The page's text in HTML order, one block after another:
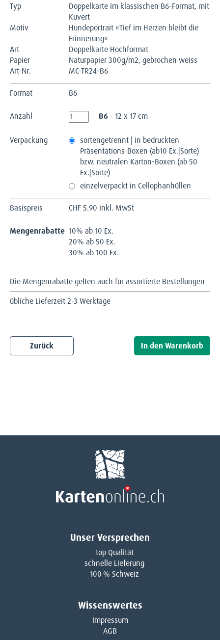
Typ
Doppelkarte im klassischen B6-Format, mit
Kuvert
Motiv
Hundeportrait «Tief im Herzen bleibt die
Erinnerung»
Art
Doppelkarte Hochformat
Papier
Naturpapier 300g/m2, gebrochen weiss
Art-Nr.
MC-TR24-B6
Format B6
Anzahl B6 - 12 x 17 cm
Verpackung
sortengetrennt | in bedruckten
Präsentations-Boxen (ab10 Ex.|Sorte)
bzw. neutralen Karton-Boxen (ab 50
Ex.|Sorte)
einzelverpackt in Cellophanhüllen
Basispreis CHF5.90 inkl. MwSt
Mengenrabatte 10% ab 10 Ex.
20% ab 50 Ex.
30% ab 100 Ex.
Die Mengenrabatte gelten auch für assortierte Bestellungen
übliche Lieferzeit 2-3 Werktage
Zurück
Unser Versprechen
top Qualität
schnelle Lieferung
100 % Schweiz
Wissenswertes
Impressum
AGB